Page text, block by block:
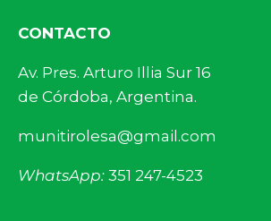
CONTACTO
Av. Pres. Arturo Illia Sur
de Córdoba, Argentina.
munitirolesa@gmail.com
WhatsApp: 351 247-4523